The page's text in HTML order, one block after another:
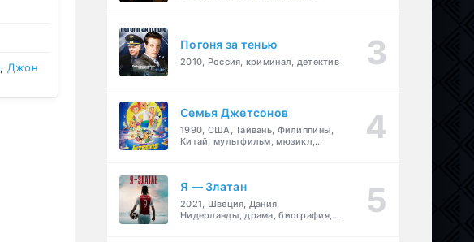
, Джон
Погоня за тенью
2010, Россия, криминал, детектив
Семья Джетсонов
1990, США, Тайвань, Филиппины,
Китай, мультфильм, мюзикл,
Я — Златан
2021, Швеция, Дания,
Нидерланды, драма, биография,